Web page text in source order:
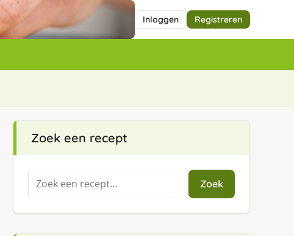
Inloggen Registreren
Zoek een recept
Zoeken
naar:
Zoek